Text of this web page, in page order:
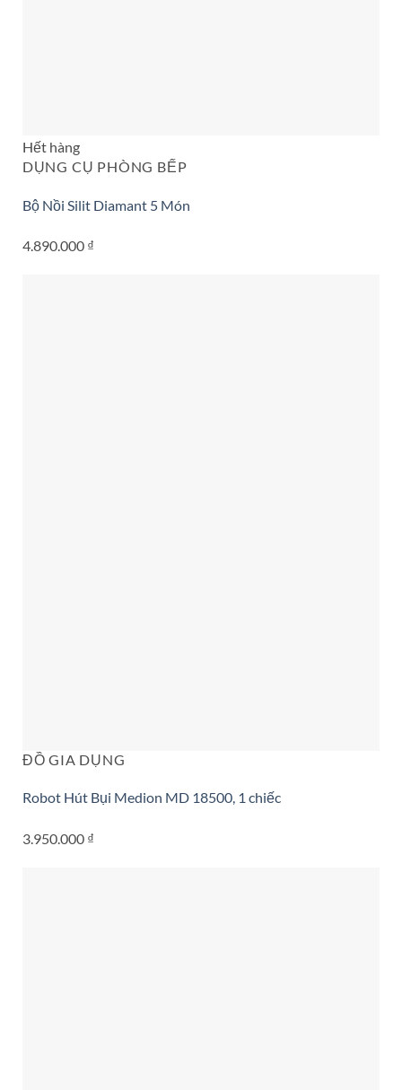
Hết hàng
DỤNG CỤ PHÒNG BẾP
Bộ Nồi Silit Diamant 5 Món
4.890.000 ₫
ĐỒ GIA DỤNG
Robot Hút Bụi Medion MD 18500, 1 chiếc
3.950.000 ₫